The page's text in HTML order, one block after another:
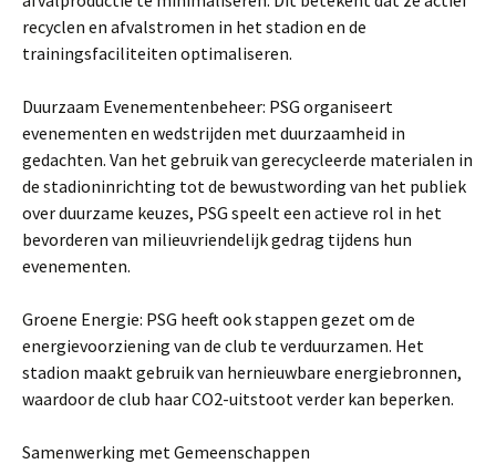
recyclen en afvalstromen in het stadion en de
trainingsfaciliteiten optimaliseren.
Duurzaam Evenementenbeheer: PSG organiseert
evenementen en wedstrijden met duurzaamheid in
gedachten. Van het gebruik van gerecycleerde materialen in
de stadioninrichting tot de bewustwording van het publiek
over duurzame keuzes, PSG speelt een actieve rol in het
bevorderen van milieuvriendelijk gedrag tijdens hun
evenementen.
Groene Energie: PSG heeft ook stappen gezet om de
energievoorziening van de club te verduurzamen. Het
stadion maakt gebruik van hernieuwbare energiebronnen,
waardoor de club haar CO2-uitstoot verder kan beperken.
Samenwerking met Gemeenschappen